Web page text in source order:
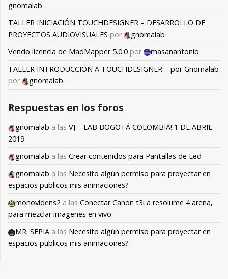
gnomalab
TALLER INICIACIÓN TOUCHDESIGNER – DESARROLLO DE
PROYECTOS AUDIOVISUALES por
gnomalab
Vendo licencia de MadMapper 5.0.0 por
masanantonio
TALLER INTRODUCCIÓN A TOUCHDESIGNER – por Gnomalab
por
gnomalab
Respuestas en los foros
gnomalab a las VJ – LAB BOGOTÁ COLOMBIA! 1 DE ABRIL
2019
gnomalab a las Crear contenidos para Pantallas de Led
gnomalab a las Necesito algún permiso para proyectar en
espacios publicos mis animaciones?
monovidens2 a las Conectar Canon t3i a resolume 4 arena,
para mezclar imagenes en vivo.
MR. SEPIA a las Necesito algún permiso para proyectar en
espacios publicos mis animaciones?